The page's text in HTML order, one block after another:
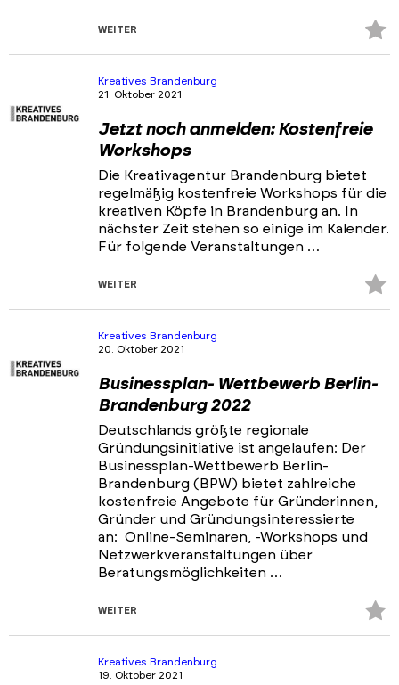
WEITER
Kreatives Brandenburg
21. Oktober 2021
Jetzt noch anmelden: Kostenfreie
Workshops
Die Kreativagentur Brandenburg bietet
regelmäßig kostenfreie Workshops für die
kreativen Köpfe in Brandenburg an. In
nächster Zeit stehen so einige im Kalender.
Für folgende Veranstaltungen …
WEITER
Kreatives Brandenburg
20. Oktober 2021
Businessplan- Wettbewerb Berlin-
Brandenburg 2022
Deutschlands größte regionale
Gründungsinitiative ist angelaufen: Der
Businessplan-Wettbewerb Berlin-
Brandenburg (BPW) bietet zahlreiche
kostenfreie Angebote für Gründerinnen,
Gründer und Gründungsinteressierte
an: Online-Seminaren, -Workshops und
Netzwerkveranstaltungen über
Beratungsmöglichkeiten …
WEITER
Kreatives Brandenburg
19. Oktober 2021